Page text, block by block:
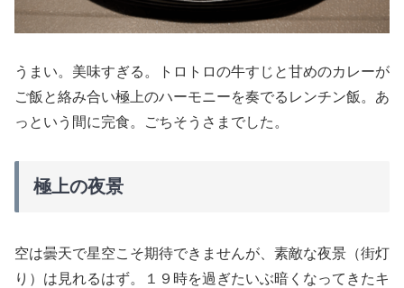
うまい。美味すぎる。トロトロの牛すじと甘めのカレーが
ご飯と絡み合い極上のハーモニーを奏でるレンチン飯。あ
っという間に完食。ごちそうさまでした。
極上の夜景
空は曇天で星空こそ期待できませんが、素敵な夜景（街灯
り）は見れるはず。１９時を過ぎたいぶ暗くなってきたキ